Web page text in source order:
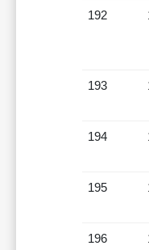
192
193
194
195
196